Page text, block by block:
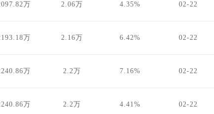
万 2.06万 4.35% 02-22
万 2.16万 6.42% 02-22
万 2.2万 7.16% 02-22
万 2.2万 4.41% 02-22